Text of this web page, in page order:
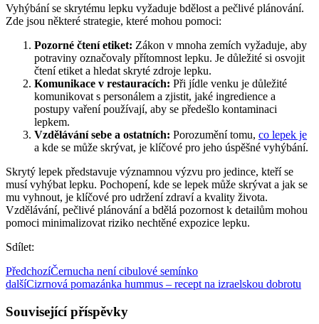
Vyhýbání se skrytému lepku vyžaduje bdělost a pečlivé plánování.
Zde jsou některé strategie, které mohou pomoci:
Pozorné čtení etiket: Zákon v mnoha zemích vyžaduje, aby
potraviny označovaly přítomnost lepku. Je důležité si osvojit
čtení etiket a hledat skryté zdroje lepku.
Komunikace v restauracích: Při jídle venku je důležité
komunikovat s personálem a zjistit, jaké ingredience a
postupy vaření používají, aby se předešlo kontaminaci
lepkem.
Vzdělávání sebe a ostatních: Porozumění tomu, co lepek je
a kde se může skrývat, je klíčové pro jeho úspěšné vyhýbání.
Skrytý lepek představuje významnou výzvu pro jedince, kteří se
musí vyhýbat lepku. Pochopení, kde se lepek může skrývat a jak se
mu vyhnout, je klíčové pro udržení zdraví a kvality života.
Vzdělávání, pečlivé plánování a bdělá pozornost k detailům mohou
pomoci minimalizovat riziko nechtěné expozice lepku.
Sdílet:
PředchozíČernucha není cibulové semínko
dalšíCizrnová pomazánka hummus – recept na izraelskou dobrotu
Související příspěvky